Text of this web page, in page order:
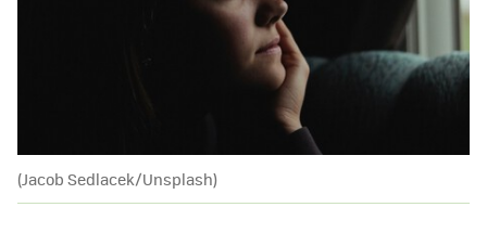
(Jacob Sedlacek/Unsplash)